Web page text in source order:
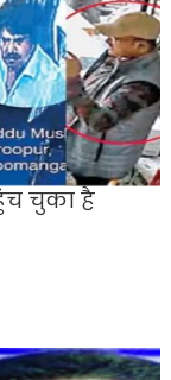
चुका है